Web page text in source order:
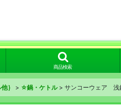
商品検索
｝ > ☆鍋・ケトル > サンコーウェア